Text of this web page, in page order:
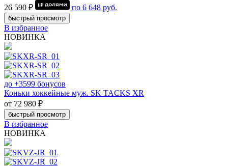
26 590 ₽
по 6 648 руб.
быстрый просмотр
В избранное
НОВИНКА
до +3599 бонусов
Коньки хоккейные муж. SK TACKS XR
от 72 980 ₽
быстрый просмотр
В избранное
НОВИНКА